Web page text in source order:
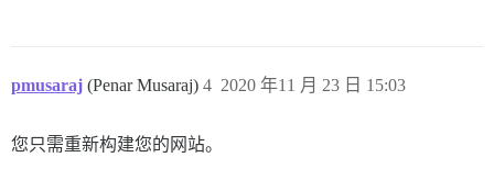
pmusaraj (Penar Musaraj) 2020 年11 月 23 日 15:03
4
您只需重新构建您的网站。